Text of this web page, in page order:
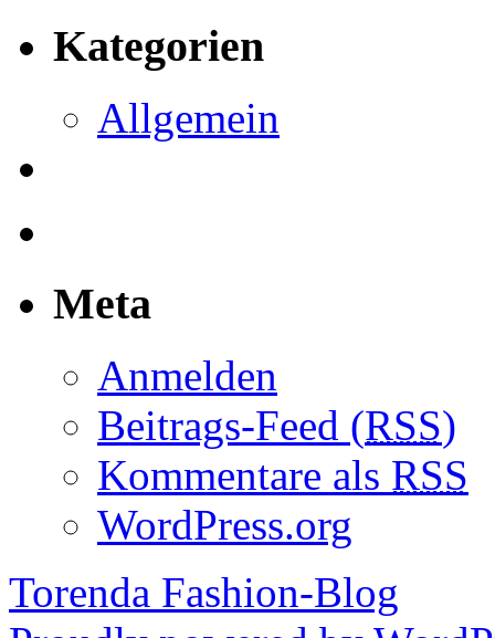
Kategorien
Allgemein
Meta
Anmelden
Beitrags-Feed (RSS)
Kommentare als RSS
WordPress.org
Torenda Fashion-Blog